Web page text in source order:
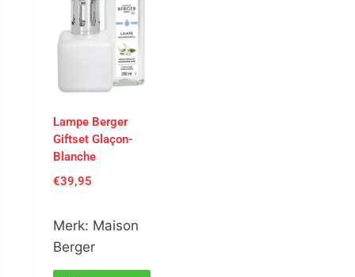
Lampe Berger
Giftset Glaçon-
Blanche
€39,95
Merk: Maison
Berger